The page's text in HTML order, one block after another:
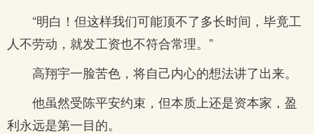
“明白！但这样我们可能顶不了多长时间，毕竟工
人不劳动，就发工资也不符合常理。”
高翔宇一脸苦色，将自己内心的想法讲了出来。
他虽然受陈平安约束，但本质上还是资本家，盈
利永远是第一目的。